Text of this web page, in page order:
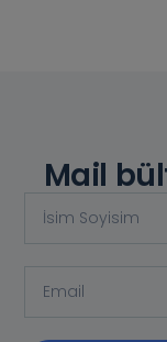
Mail